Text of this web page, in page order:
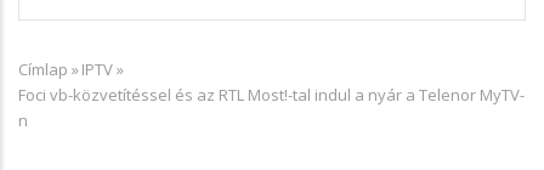
Morzsa
Címlap »IPTV»
Foci vb-közvetítéssel és az RTL Most!-tal indul a nyár a Telenor MyTV-
n